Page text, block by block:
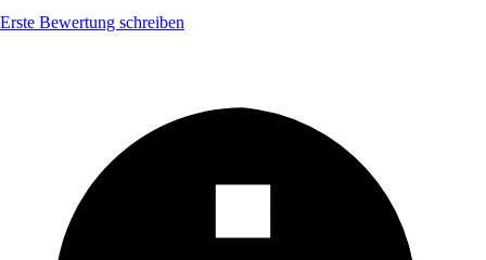
Erste Bewertung schreiben